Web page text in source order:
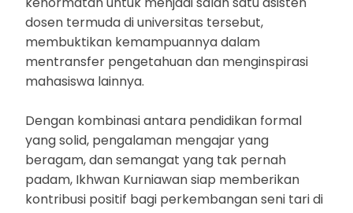
dosen termuda di universitas tersebut,
membuktikan kemampuannya dalam
mentransfer pengetahuan dan menginspirasi
mahasiswa lainnya.
Dengan kombinasi antara pendidikan formal
yang solid, pengalaman mengajar yang
beragam, dan semangat yang tak pernah
padam, Ikhwan Kurniawan siap memberikan
kontribusi positif bagi perkembangan seni tari di